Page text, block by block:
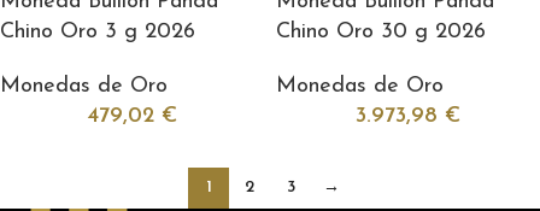
Chino Oro 3 g 2026
Monedas de Oro
479,02 €
Chino Oro 30 g 2026
Monedas de Oro
3.973,98 €
1 2 3 →